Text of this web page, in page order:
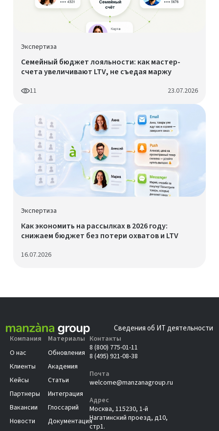
Экспертиза
Семейный бюджет лояльности: как мастер-
счета увеличивают LTV, не съедая маржу
11 23.07.2026
Экспертиза
Как экономить на рассылках в 2026 году:
снижаем бюджет без потери охватов и LTV
16.07.2026
Сведения об ИТ деятельности
Компания
О нас
Клиенты
Кейсы
Партнеры
Вакансии
Новости
Материалы
Обновления
Академия
Статьи
Интеграция
Глоссарий
Документация
Контакты
8 (800) 775-01-11
8 (495) 921-08-38
Почта
welcome@manzanagroup.ru
Адрес
Москва, 115230, 1-й
Нагатинский проезд, д10,
стр1.